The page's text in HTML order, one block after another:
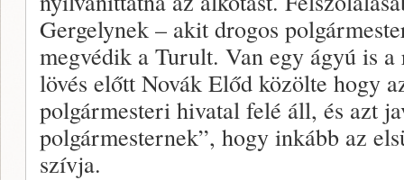
Gergelynek – akit drogos
megvédik a Turult. Van egy ágyú is a
lövés előtt Novák Előd közölte hogy
polgármesteri hivatal felé áll, és azt
polgármesternek”, hogy inkább az
szívja.